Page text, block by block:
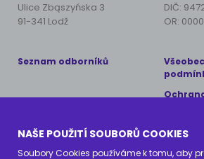
Ulice Zbąszyńska 3
91-341 Lodž
DIČ:
OR:
Seznam odborníků
Copyright © 2024 AnimalCare
Všechna práva vyhrazena
NAŠE POUŽITÍ SOUBORŮ COOKIES
Soubory Cookies používáme k tomu, aby